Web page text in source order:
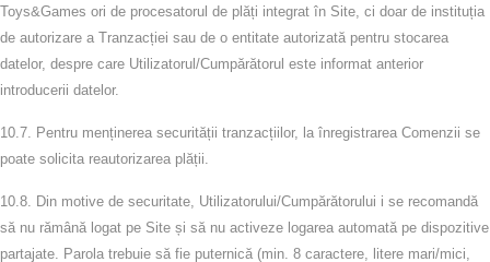
Toys&Games ori de procesatorul de plăți integrat în Site, ci doar de instituția
de autorizare a Tranzacției sau de o entitate autorizată pentru stocarea
datelor, despre care Utilizatorul/Cumpărătorul este informat anterior
introducerii datelor.
10.7. Pentru menținerea securității tranzacțiilor, la înregistrarea Comenzii se
poate solicita reautorizarea plății.
10.8. Din motive de securitate, Utilizatorului/Cumpărătorului i se recomandă
să nu rămână logat pe Site și să nu activeze logarea automată pe dispozitive
partajate. Parola trebuie să fie puternică (min. 8 caractere, litere mari/mici,